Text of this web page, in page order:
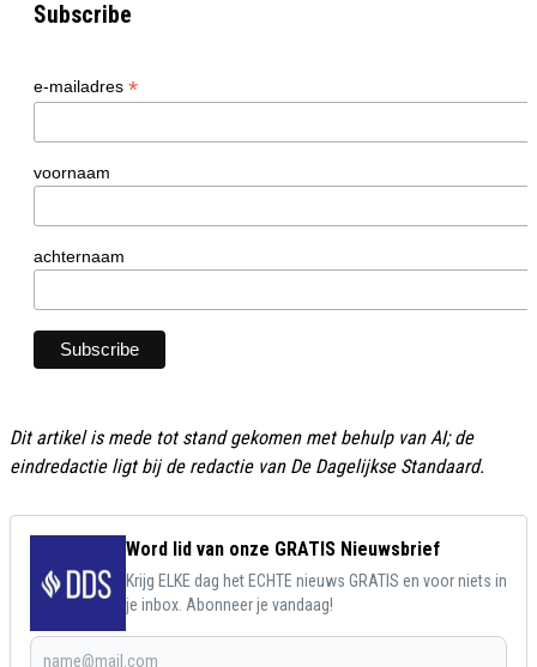
Subscribe
e-mailadres *
voornaam
achternaam
Dit artikel is mede tot stand gekomen met behulp van AI; de
eindredactie ligt bij de redactie van De Dagelijkse Standaard.
Word lid van onze GRATIS Nieuwsbrief
Krijg ELKE dag het ECHTE nieuws GRATIS en voor niets in
je inbox. Abonneer je vandaag!